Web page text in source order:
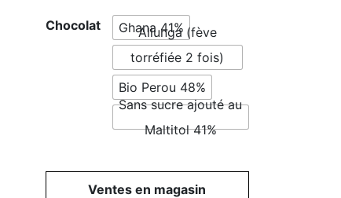
Chocolat Ghana 41%
Allunga (fève
torréfiée 2 fois)
41%
Bio Perou 48%
Sans sucre ajouté au
Maltitol 41%
Ventes en magasin